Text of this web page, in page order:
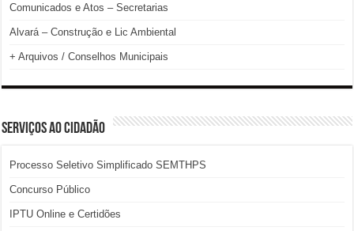
Comunicados e Atos – Secretarias
Alvará – Construção e Lic Ambiental
+ Arquivos / Conselhos Municipais
SERVIÇOS AO CIDADÃO
Processo Seletivo Simplificado SEMTHPS
Concurso Público
IPTU Online e Certidões